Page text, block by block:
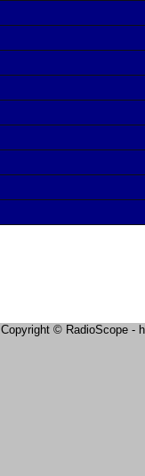
Copyright © RadioScope -